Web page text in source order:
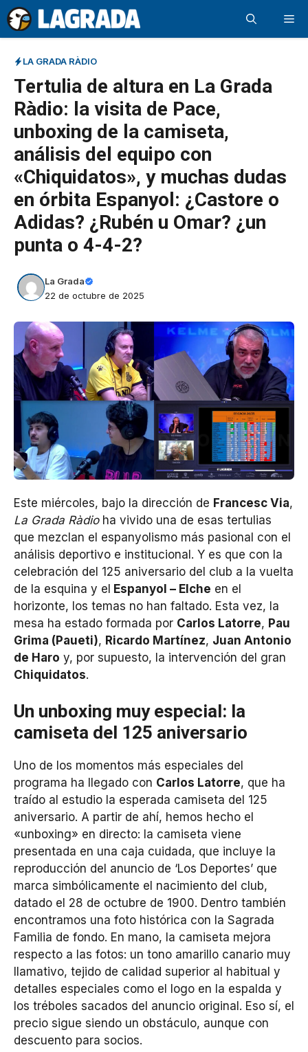
Saltar
al
contenido
LA GRADA RÀDIO
Tertulia de altura en La Grada
Ràdio: la visita de Pace,
unboxing de la camiseta,
análisis del equipo con
«Chiquidatos», y muchas dudas
en órbita Espanyol: ¿Castore o
Adidas? ¿Rubén u Omar? ¿un
punta o 4-4-2?
La Grada
22 de octubre de 2025
Este miércoles, bajo la dirección de Francesc Via,
La Grada Ràdioha vivido una de esas tertulias
que mezclan el espanyolismo más pasional con el
análisis deportivo e institucional. Y es que con la
celebración del 125 aniversario del club a la vuelta
de la esquina y el Espanyol – Elche en el
horizonte, los temas no han faltado. Esta vez, la
mesa ha estado formada por Carlos Latorre, Pau
Grima (Paueti), Ricardo Martínez, Juan Antonio
de Haro y, por supuesto, la intervención del gran
Chiquidatos.
Un unboxing muy especial: la
camiseta del 125 aniversario
Uno de los momentos más especiales del
programa ha llegado con Carlos Latorre, que ha
traído al estudio la esperada camiseta del 125
aniversario. A partir de ahí, hemos hecho el
«unboxing» en directo: la camiseta viene
presentada en una caja cuidada, que incluye la
reproducción del anuncio de ‘Los Deportes’ que
marca simbólicamente el nacimiento del club,
datado el 28 de octubre de 1900. Dentro también
encontramos una foto histórica con la Sagrada
Familia de fondo. En mano, la camiseta mejora
respecto a las fotos: un tono amarillo canario muy
llamativo, tejido de calidad superior al habitual y
detalles especiales como el logo en la espalda y
los tréboles sacados del anuncio original. Eso sí, el
precio sigue siendo un obstáculo, aunque con
descuento para socios.